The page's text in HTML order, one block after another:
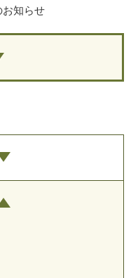
お知らせ